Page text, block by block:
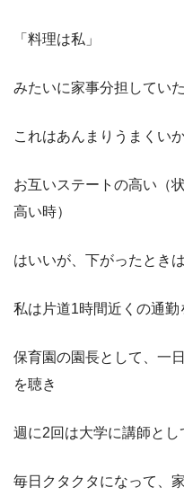
「料理は私」
みたいに家事分担してい
これはあんまりうまくい
お互いステートの高い（
高い時）
はいいが、下がったとき
私は片道1時間近くの通勤
保育園の園長として、一
を聴き
週に2回は大学に講師とし
毎日クタクタになって、